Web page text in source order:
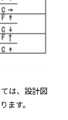
は、設計図
ます。